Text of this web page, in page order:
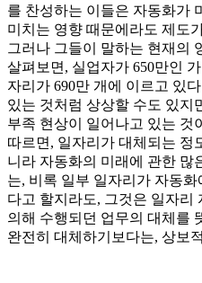
를 찬성하는 이들은 자동화가
미치는 영향 때문에라도 제도
그러나 그들이 말하는 현재의
살펴보면, 실업자가 650만인
자리가 690만 개에 이르고 있
있는 것처럼 상상할 수도 있지
부족 현상이 일어나고 있는 것
따르면, 일자리가 대체되는 정
니라 자동화의 미래에 관한 많
는, 비록 일부 일자리가 자동
다고 할지라도, 그것은 일자리
의해 수행되던 업무의 대체를
완전히 대체하기보다는, 상보